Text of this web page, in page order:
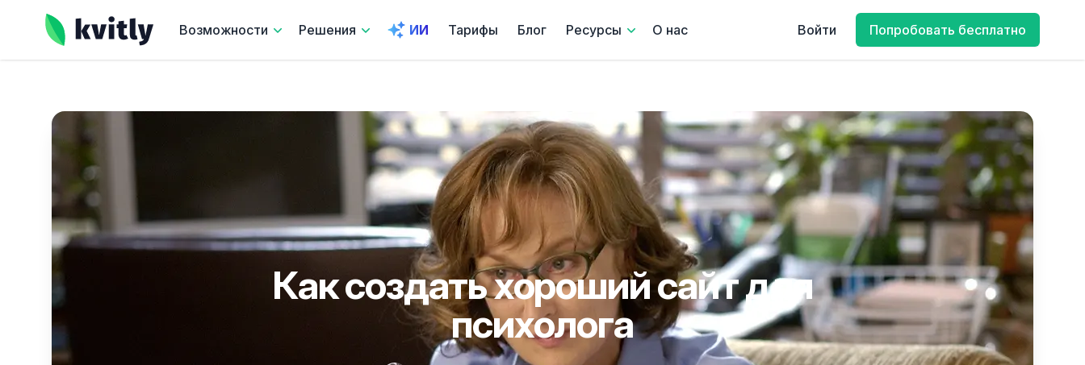
kvitly Возможности Решения ИИ Тарифы Блог Ресурсы О нас Войти Попробовать бесплатно
Как создать хороший сайт для
психолога